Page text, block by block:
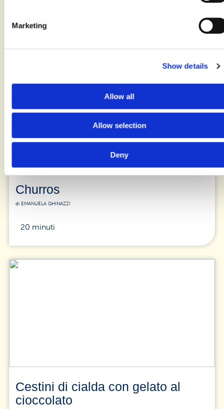
Marketing
Show details
Allow all
Allow selection
Deny
20 minuti + 30 minuti di riposo
Churros
di EMANUELA GHINAZZI
20 minuti
Cestini di cialda con gelato al
cioccolato